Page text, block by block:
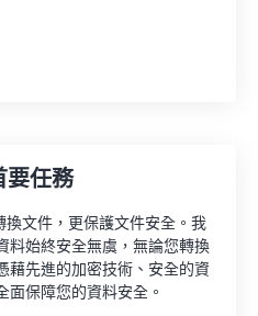
要任務
文件，更保護文件安全。我
料始終安全無虞，無論您轉換
藉先進的加密技術、安全的資
面保障您的資料安全。